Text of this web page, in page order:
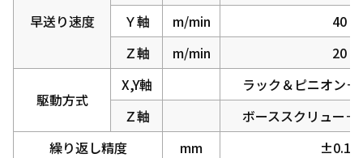
早送り速度
Ｙ軸
m/min
40
Ｚ軸
m/min 20
駆動方式
X,Y軸
ラック＆ピニオン
Ｚ軸
ボーススクリュー
繰り返し精度
mm
±0.10